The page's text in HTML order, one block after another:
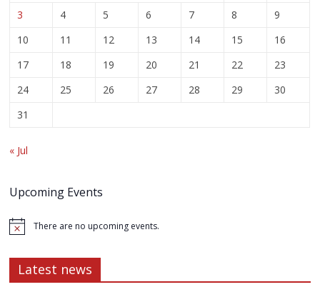
3
4 5 6 7 8
9
10
11 12 13 14 15
16
17
18 19 20 21 22
23
24
25 26 27 28 29
30
31
« Jul
Upcoming Events
There are no upcoming events.
Latest news